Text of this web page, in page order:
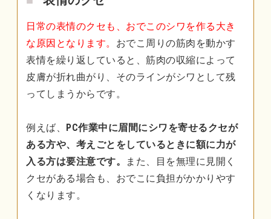
日常の表情のクセも、おでこのシワを作る大き
な原因となります。 おでこ周りの筋肉を動かす
表情を繰り返していると、筋肉の収縮によって
皮膚が折れ曲がり、そのラインがシワとして残
ってしまうからです。
例えば、 PC作業中に眉間にシワを寄せるクセが
ある方や、考えごとをしているときに額に力が
入る方は要注意です。
また、目を無理に見開く
クセがある場合も、おでこに負担がかかりやす
くなります。